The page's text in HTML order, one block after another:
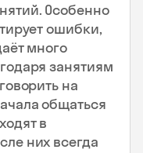
Особенно
ошибки,
много
занятиям
на
общаться
в
них всегда